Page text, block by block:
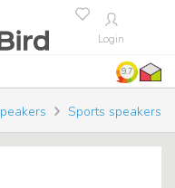
Login
9.7
Sports speakers